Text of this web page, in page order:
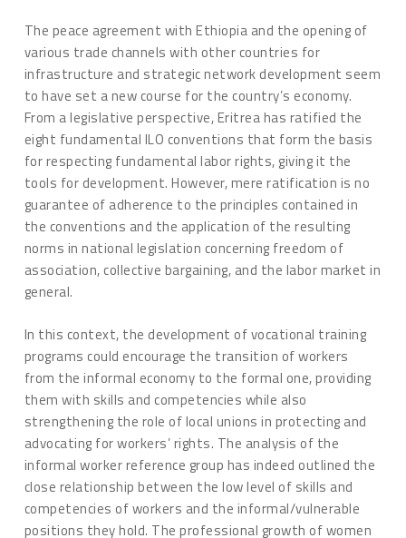
The peace agreement with Ethiopia and the opening of
various trade channels with other countries for
infrastructure and strategic network development seem
to have set a new course for the country’s economy.
From a legislative perspective, Eritrea has ratified the
eight fundamental ILO conventions that form the basis
for respecting fundamental labor rights, giving it the
tools for development. However, mere ratification is no
guarantee of adherence to the principles contained in
the conventions and the application of the resulting
norms in national legislation concerning freedom of
association, collective bargaining, and the labor market in
general.
In this context, the development of vocational training
programs could encourage the transition of workers
from the informal economy to the formal one, providing
them with skills and competencies while also
strengthening the role of local unions in protecting and
advocating for workers’ rights. The analysis of the
informal worker reference group has indeed outlined the
close relationship between the low level of skills and
competencies of workers and the informal/vulnerable
positions they hold. The professional growth of women